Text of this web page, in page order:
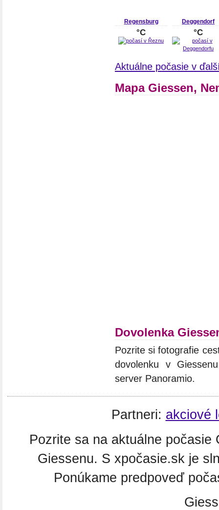
Regensburg
°C
Deggendorf
°C
Aktuálne počasie v
Mapa Giessen,
Dovolenka
Pozrite si fotografie
dovolenku v
server Panoramio.
Partneri: akciové
Pozrite sa na aktuálne
Giessenu. S xpočasie.sk je
Ponúkame predpoveď